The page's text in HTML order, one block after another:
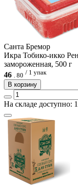
Санта Бремор
Икра Тобико-икко
замороженная, 500 г
46 . 80 / 1 упак
В корзину
На складе доступно: